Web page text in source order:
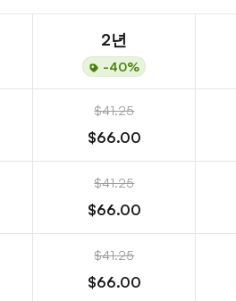
2년
-40%
$41.25
$66.00
$41.25
$66.00
$41.25
$66.00